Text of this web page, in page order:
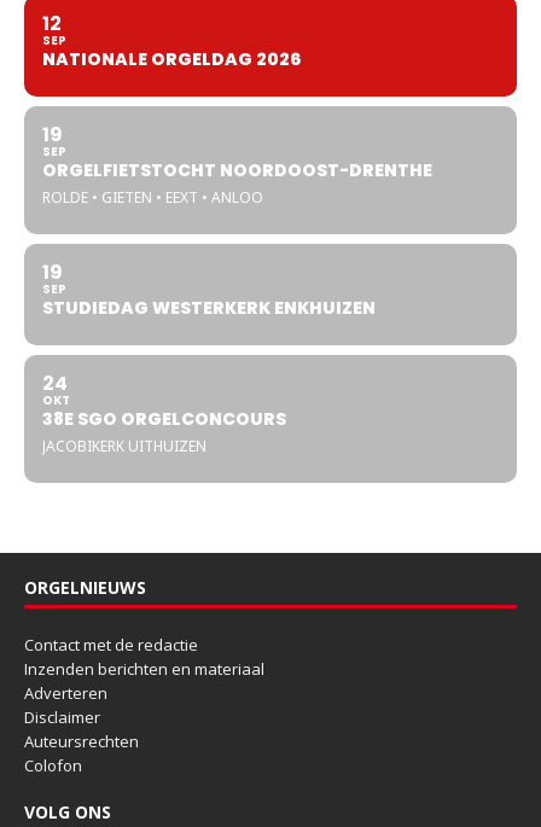
12
SEP
NATIONALE ORGELDAG 2026
19
SEP
ORGELFIETSTOCHT NOORDOOST-DRENTHE
ROLDE • GIETEN • EEXT • ANLOO
19
SEP
STUDIEDAG WESTERKERK ENKHUIZEN
24
OKT
38E SGO ORGELCONCOURS
JACOBIKERK UITHUIZEN
ORGELNIEUWS
Contact met de redactie
Inzenden berichten en materiaal
Adverteren
Disclaimer
Auteursrechten
Colofon
VOLG ONS